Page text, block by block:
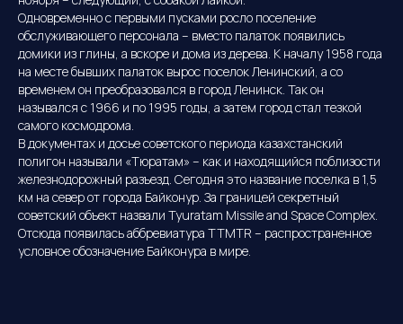
Одновременно с первыми пусками росло поселение
обслуживающего персонала – вместо палаток появились
домики из глины, а вскоре и дома из дерева. К началу 1958 года
на месте бывших палаток вырос поселок Ленинский, а со
временем он преобразовался в город Ленинск. Так он
назывался с 1966 и по 1995 годы, а затем город стал тезкой
самого космодрома.
В документах и досье советского периода казахстанский
полигон называли «Тюратам» – как и находящийся поблизости
железнодорожный разъезд. Сегодня это название поселка в 1,5
км на север от города Байконур. За границей секретный
советский объект назвали Tyuratam Missile and Space Complex.
Отсюда появилась аббревиатура TTMTR – распространенное
условное обозначение Байконура в мире.